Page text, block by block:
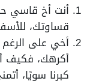
أنت أخ قاسي
قساوتك،
أخي على
أكرهك، فكيف
كبرنا سويًا،